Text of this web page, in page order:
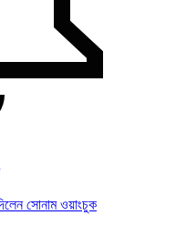
সোনাম ওয়াংচুক